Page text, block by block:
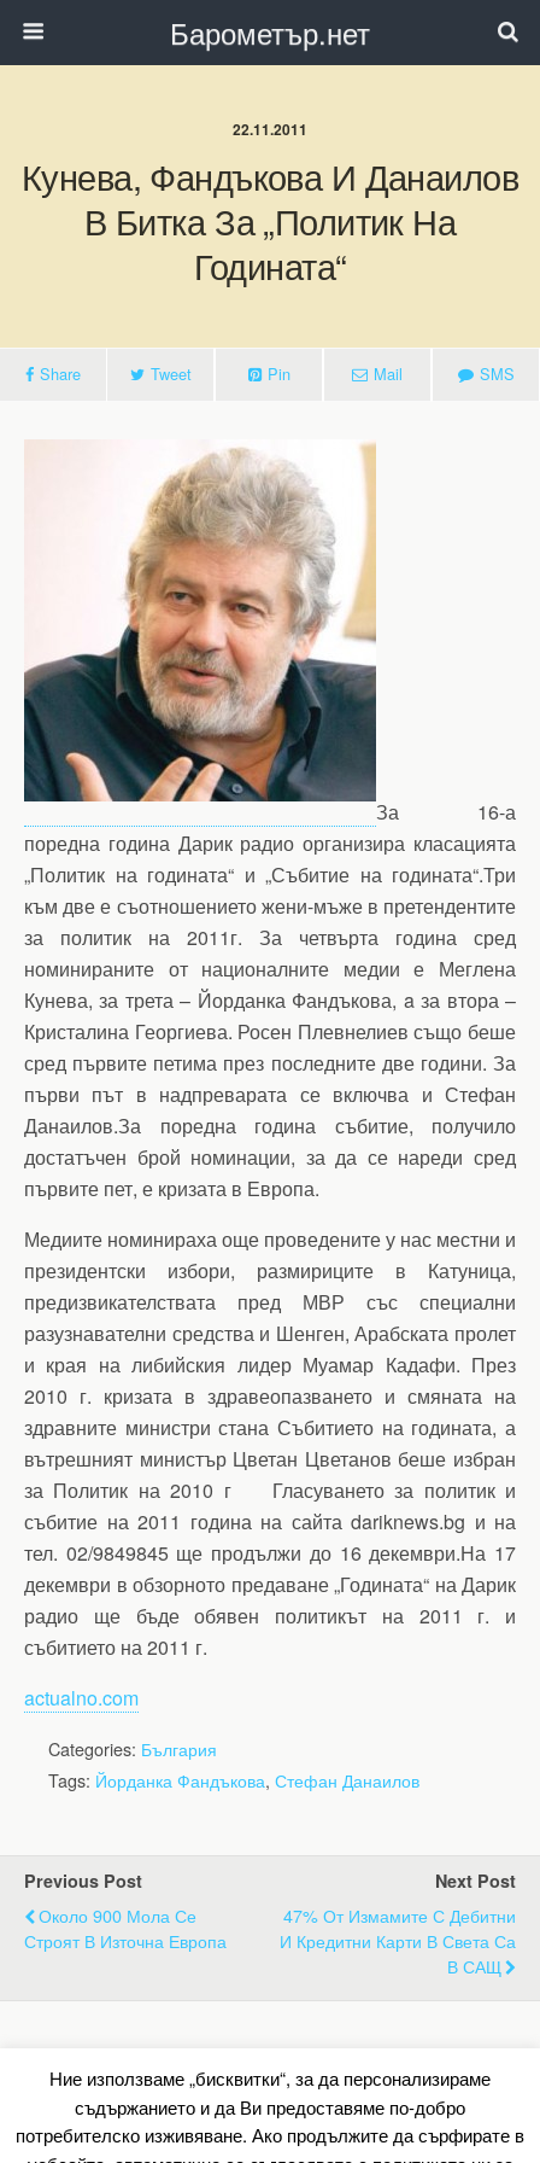
Барометър.нет
22.11.2011
Кунева, Фандъкова И Данаилов
В Битка За „Политик На
Годината“
Share Tweet Pin Mail SMS
За 16-а
поредна година Дарик радио организира класацията
„Политик на годината“ и „Събитие на годината“.Три
към две е съотношението жени-мъже в претендентите
за политик на 2011г. За четвърта година сред
номинираните от националните медии е Меглена
Кунева, за трета – Йорданка Фандъкова, a за втора –
Кристалина Георгиева. Росен Плевнелиев също беше
сред първите петима през последните две години. За
първи път в надпреварата се включва и Стефан
Данаилов.За поредна година събитие, получило
достатъчен брой номинации, за да се нареди сред
първите пет, е кризата в Европа.
Медиите номинираха още проведените у нас местни и
президентски избори, размириците в Катуница,
предизвикателствата пред МВР със специални
разузнавателни средства и Шенген, Арабската пролет
и края на либийския лидер Муамар Кадафи. През
2010 г. кризата в здравеопазването и смяната на
здравните министри стана Събитието на годината, а
вътрешният министър Цветан Цветанов беше избран
за Политик на 2010 г Гласуването за политик и
събитие на 2011 година на сайта dariknews.bg и на
тел. 02/9849845 ще продължи до 16 декември.На 17
декември в обзорното предаване „Годината“ на Дарик
радио ще бъде обявен политикът на 2011 г. и
събитието на 2011 г.
actualno.com
Categories: България
Tags: Йорданка Фандъкова, Стефан Данаилов
Previous Post
Около 900 Мола Се
Строят В Източна Европа
Next Post
47% От Измамите С Дебитни
И Кредитни Карти В Света Са
В САЩ
Back to top
Mobile Desktop
Ние използваме „бисквитки“, за да персонализираме
съдържанието и да Ви предоставяме по-добро
потребителско изживяване. Ако продължите да сърфирате в